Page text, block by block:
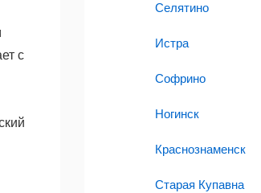
с
Селятино
Истра
Софрино
Ногинск
Краснознаменск
Старая Купавна